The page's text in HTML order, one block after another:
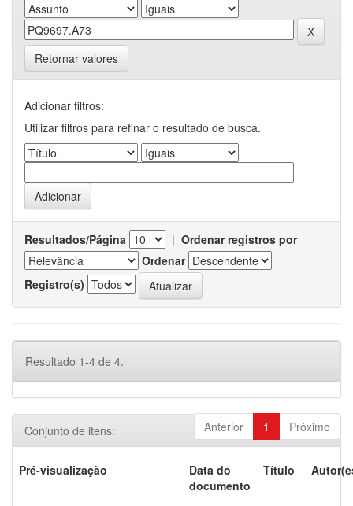
Retornar valores
Adicionar filtros:
Utilizar filtros para refinar o resultado de busca.
Resultados/Página | Ordenar registros por
Ordenar
Registro(s)
Resultado 1-4 de 4.
Anterior 1 Próximo
Conjunto de itens:
Pré-visualização
Data do
documento
Título